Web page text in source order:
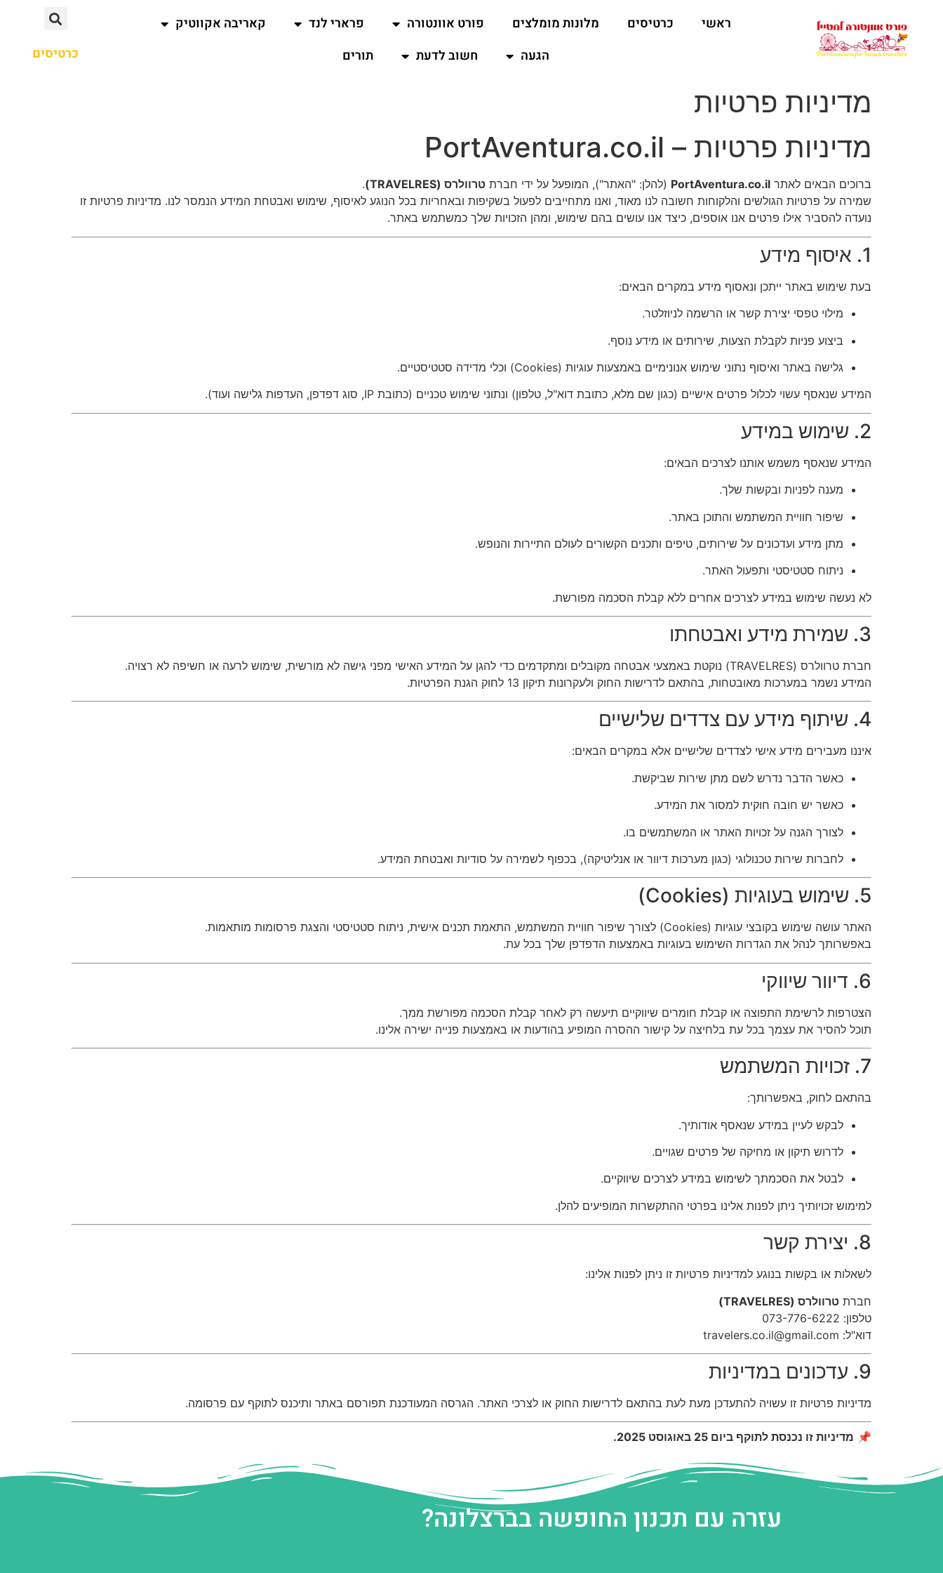
ראשי כרטיסים מלונות מומלצים פורט אוונטורה פרארי לנד
קאריבה אקווטיק
הגעה
חשוב לדעת תורים כרטיסים
מדיניות פרטיות
מדיניות פרטיות – PortAventura.co.il
ברוכים הבאים לאתר PortAventura.co.il (להלן: "האתר"), המופעל על ידי חברת טרוולרס (TRAVELRES)
.
שמירה על פרטיות הגולשים והלקוחות חשובה לנו מאוד, ואנו מתחייבים לפעול בשקיפות ובאחריות בכל הנוגע לאיסוף, שימוש ואבטחת המידע הנמסר לנו. מדיניות פרטיות זו
נועדה להסביר אילו פרטים אנו אוספים, כיצד אנו עושים בהם שימוש, ומהן הזכויות שלך כמשתמש באתר.
1. איסוף מידע
בעת שימוש באתר ייתכן ונאסוף מידע במקרים הבאים:
מילוי טפסי יצירת קשר או הרשמה לניוזלטר.
ביצוע פניות לקבלת הצעות, שירותים או מידע נוסף.
גלישה באתר ואיסוף נתוני שימוש אנונימיים באמצעות עוגיות (Cookies) וכלי מדידה סטטיסטיים.
המידע שנאסף עשוי לכלול פרטים אישיים (כגון שם מלא, כתובת דוא"ל, טלפון) ונתוני שימוש טכניים (כתובת IP, סוג דפדפן, העדפות גלישה ועוד).
2. שימוש במידע
המידע שנאסף משמש אותנו לצרכים הבאים:
מענה לפניות ובקשות שלך.
שיפור חוויית המשתמש והתוכן באתר.
מתן מידע ועדכונים על שירותים, טיפים ותכנים הקשורים לעולם התיירות והנופש.
ניתוח סטטיסטי ותפעול האתר.
לא נעשה שימוש במידע לצרכים אחרים ללא קבלת הסכמה מפורשת.
3. שמירת מידע ואבטחתו
חברת טרוולרס (TRAVELRES) נוקטת באמצעי אבטחה מקובלים ומתקדמים כדי להגן על המידע האישי מפני גישה לא מורשית, שימוש לרעה או חשיפה לא רצויה.
המידע נשמר במערכות מאובטחות, בהתאם לדרישות החוק ולעקרונות תיקון 13 לחוק הגנת הפרטיות.
4. שיתוף מידע עם צדדים שלישיים
איננו מעבירים מידע אישי לצדדים שלישיים אלא במקרים הבאים:
כאשר הדבר נדרש לשם מתן שירות שביקשת.
כאשר יש חובה חוקית למסור את המידע.
לצורך הגנה על זכויות האתר או המשתמשים בו.
לחברות שירות טכנולוגי (כגון מערכות דיוור או אנליטיקה), בכפוף לשמירה על סודיות ואבטחת המידע.
5. שימוש בעוגיות (Cookies)
האתר עושה שימוש בקובצי עוגיות (Cookies) לצורך שיפור חוויית המשתמש, התאמת תכנים אישית, ניתוח סטטיסטי והצגת פרסומות מותאמות.
באפשרותך לנהל את הגדרות השימוש בעוגיות באמצעות הדפדפן שלך בכל עת.
6. דיוור שיווקי
הצטרפות לרשימת התפוצה או קבלת חומרים שיווקיים תיעשה רק לאחר קבלת הסכמה מפורשת ממך.
תוכל להסיר את עצמך בכל עת בלחיצה על קישור ההסרה המופיע בהודעות או באמצעות פנייה ישירה אלינו.
7. זכויות המשתמש
בהתאם לחוק, באפשרותך:
לבקש לעיין במידע שנאסף אודותיך.
לדרוש תיקון או מחיקה של פרטים שגויים.
לבטל את הסכמתך לשימוש במידע לצרכים שיווקיים.
למימוש זכויותיך ניתן לפנות אלינו בפרטי ההתקשרות המופיעים להלן.
8. יצירת קשר
לשאלות או בקשות בנוגע למדיניות פרטיות זו ניתן לפנות אלינו:
חברת טרוולרס (TRAVELRES)
טלפון: 073-776-6222
דוא"ל: travelers.co.il@gmail.com
9. עדכונים במדיניות
מדיניות פרטיות זו עשויה להתעדכן מעת לעת בהתאם לדרישות החוק או לצרכי האתר. הגרסה המעודכנת תפורסם באתר ותיכנס לתוקף עם פרסומה.
📌 מדיניות זו נכנסת לתוקף ביום 25 באוגוסט 2025.
עזרה עם תכנון החופשה בברצלונה?